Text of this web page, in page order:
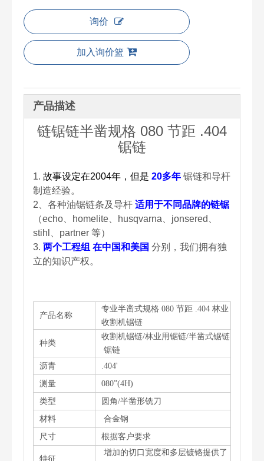
询价
加入询价篮
产品描述
链锯链半凿规格 080 节距 .404
锯链
1. 故事设定在2004年，但是 20多年 锯链和导杆
制造经验。
2、各种油锯链条及导杆 适用于不同品牌的链锯
（echo、homelite、husqvarna、jonsered、
stihl、partner 等）
3. 两个工程组 在中国和美国 分别，我们拥有独
立的知识产权。
产品名称
专业半凿式规格 080 节距 .404 林业
收割机锯链
种类
收割机锯链/林业用锯链/半凿式锯链
锯链
沥青
.404'
测量
080”(4H)
类型
圆角/半凿形铣刀
材料
合金钢
尺寸
根据客户要求
特征
增加的切口宽度和多层镀铬提供了